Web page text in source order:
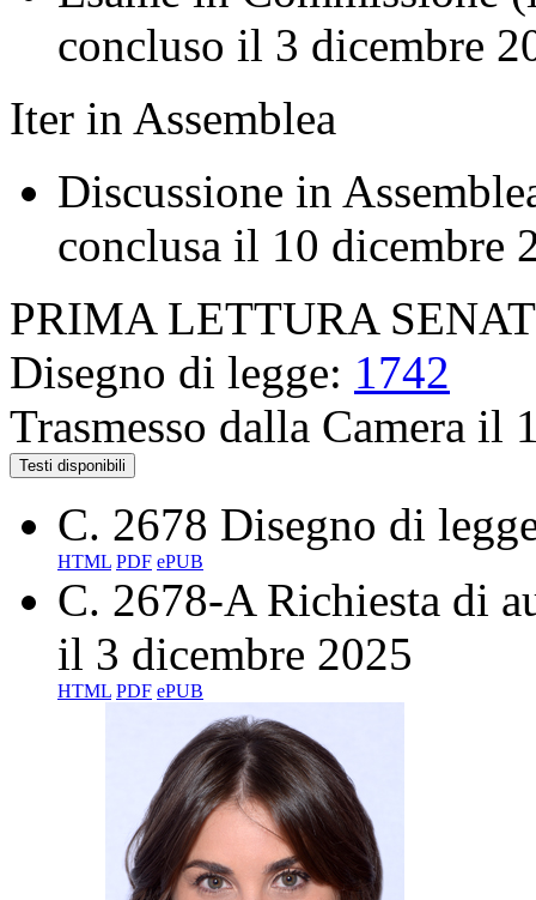
concluso il 3 dicembre
Iter in Assemblea
Discussione in
conclusa il 10 dicembre
PRIMA LETTURA
Disegno di legge: 1742
Trasmesso dalla Camera il
Testi disponibili
C. 2678 Disegno di
HTML PDF ePUB
C. 2678-A Richiesta di
il 3 dicembre 2025
HTML PDF ePUB